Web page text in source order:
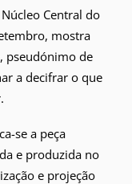
Central do
mostra
pseudónimo de
a decifrar o que
se a peça
e produzida no
e projeção